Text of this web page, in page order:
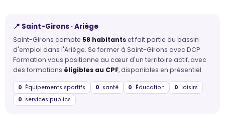
📍 Saint-Girons · Ariège
Saint-Girons compte 58 habitantset fait partie du bassin
d'emploi dans l'Ariège. Se former à Saint-Girons avec DCP
Formation vous positionne au cœur d'un territoire actif, avec
des formations éligibles au CPF, disponibles en présentiel.
0 Équipements sportifs 0 santé 0 Éducation 0 loisirs
0 services publics